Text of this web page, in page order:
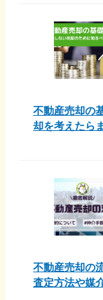
不動産売却の
却を考えたら
不動産売却の
査定方法や媒